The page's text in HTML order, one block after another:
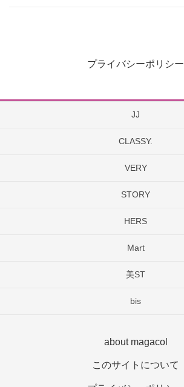
プライバシーポリシー
JJ
CLASSY.
VERY
STORY
HERS
Mart
美ST
bis
about magacol
このサイトについて